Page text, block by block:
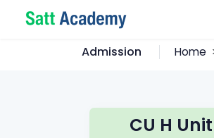
Admission Home
CU H